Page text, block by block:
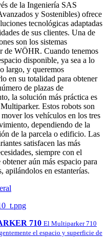
de la Ingeniería SAS
y Sostenibles) ofrece
tecnológicas adaptadas
de sus clientes. Una de
son los sistemas
de WÖHR. Cuando tenemos
disponible, ya sea a lo
largo, y queremos
en su totalidad para obtener
de plazas de
la solución más práctica es
Estos robots son
mover los vehículos en los tres
dependiendo de la
de la parcela o edificio. Las
satisfacen las más
siempre con el
aún más espacio para
apilándolos en estanterías.
710 El Multiparker 710
el espacio y superficie de